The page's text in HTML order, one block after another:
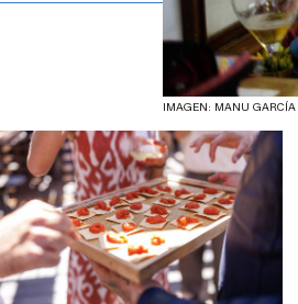
IMAGEN: MANU GARCÍA